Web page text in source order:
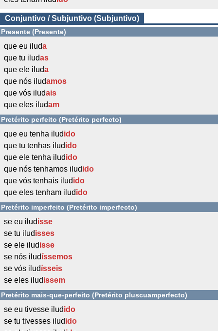
Conjuntivo / Subjuntivo (Subjuntivo)
Presente (Presente)
que eu iluda
que tu iludas
que ele iluda
que nós iludamos
que vós iludais
que eles iludam
Pretérito perfeito (Pretérito perfecto)
que eu tenha iludido
que tu tenhas iludido
que ele tenha iludido
que nós tenhamos iludido
que vós tenhais iludido
que eles tenham iludido
Pretérito imperfeito (Pretérito imperfecto)
se eu iludisse
se tu iludisses
se ele iludisse
se nós iludíssemos
se vós iludísseis
se eles iludissem
Pretérito mais-que-perfeito (Pretérito pluscuamperfecto)
se eu tivesse iludido
se tu tivesses iludido